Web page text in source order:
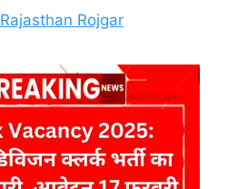
Rajasthan Rojgar